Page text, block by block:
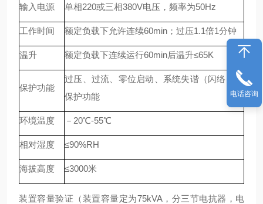
输入电源 单相220或三相380V电压，频率为50Hz
工作时间 额定负载下允许连续60min；过压1.1倍1分钟
温升 额定负载下连续运行60min后温升≤65K
保护功能
过压、过流、零位启动、系统失谐（闪络）等
保护功能
环境温度 －20℃-55℃
相对湿度 ≤90%RH
海拔高度 ≤3000米
装置容量验证（装置容量定为75kVA，分三节电抗器，电
电话咨询